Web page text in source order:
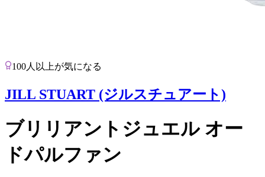
100人以上が気になる
JILL STUART (ジルスチュアート)
ブリリアントジュエル オー
ドパルファン